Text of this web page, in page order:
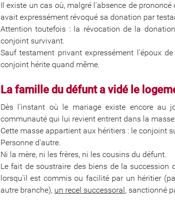
Il existe un cas où, malgré l'absence de
avait expressément révoqué sa donation par
Attention toutefois : la révocation de la
conjoint survivant.
Sauf testament privant expressément l'époux
conjoint hérite quand même.
La famille du défunt a vidé le
Dès l'instant où le mariage existe encore au
communauté qui lui revient entrent dans la
Cette masse appartient aux héritiers : le conjoint
Personne d'autre.
Ni la mère, ni les frères, ni les cousins du défunt.
Le fait de soustraire des biens de la
lorsqu'il est commis ou facilité par un héritier
autre branche), un recel successoral, sanctionné